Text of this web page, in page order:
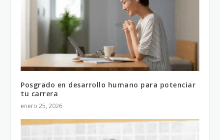
Posgrado en desarrollo humano para potenciar
tu carrera
enero 25, 2026